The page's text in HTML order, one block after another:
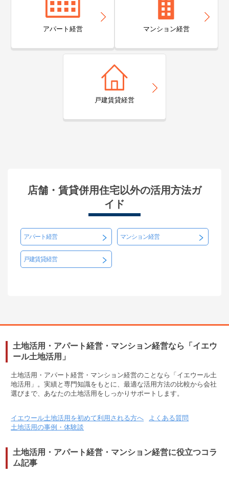
アパート経営 マンション経営
戸建賃貸経営
店舗・賃貸併用住宅以外の活用方法ガ
イド
アパート経営 マンション経営
戸建賃貸経営
土地活用・アパート経営・マンション経営なら「イエウ
ール土地活用」
土地活用・アパート経営・マンション経営のことなら「イエウール土
地活用」。実績と専門知識をもとに、最適な活用方法の比較から会社
選びまで、あなたの土地活用をしっかりサポートします。
イエウール土地活用を初めて利用される方へ
よくある質問
土地活用の事例・体験談
土地活用・アパート経営・マンション経営に役立つコラ
ム記事